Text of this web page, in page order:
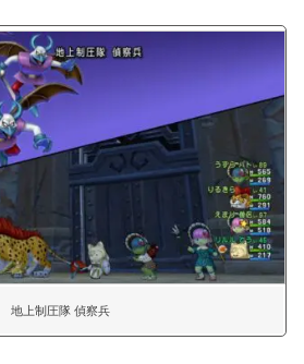
地上制圧隊 偵察兵